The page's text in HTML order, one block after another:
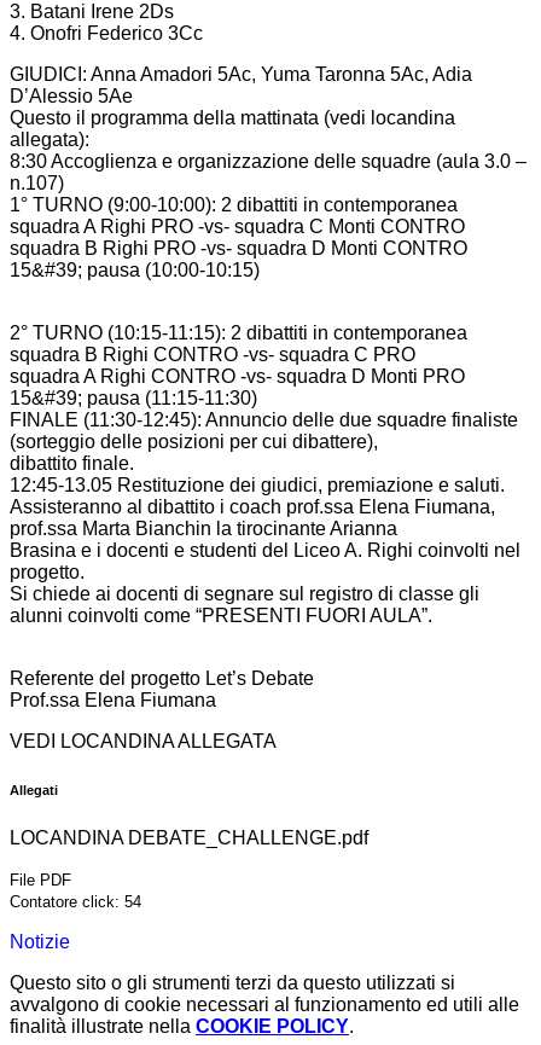
3. Batani Irene 2Ds
4. Onofri Federico 3Cc
GIUDICI: Anna Amadori 5Ac, Yuma Taronna 5Ac, Adia
D’Alessio 5Ae
Questo il programma della mattinata (vedi locandina
allegata):
8:30 Accoglienza e organizzazione delle squadre (aula 3.0 –
n.107)
1° TURNO (9:00-10:00): 2 dibattiti in contemporanea
squadra A Righi PRO -vs- squadra C Monti CONTRO
squadra B Righi PRO -vs- squadra D Monti CONTRO
15&#39; pausa (10:00-10:15)
2° TURNO (10:15-11:15): 2 dibattiti in contemporanea
squadra B Righi CONTRO -vs- squadra C PRO
squadra A Righi CONTRO -vs- squadra D Monti PRO
15&#39; pausa (11:15-11:30)
FINALE (11:30-12:45): Annuncio delle due squadre finaliste
(sorteggio delle posizioni per cui dibattere),
dibattito finale.
12:45-13.05 Restituzione dei giudici, premiazione e saluti.
Assisteranno al dibattito i coach prof.ssa Elena Fiumana,
prof.ssa Marta Bianchin la tirocinante Arianna
Brasina e i docenti e studenti del Liceo A. Righi coinvolti nel
progetto.
Si chiede ai docenti di segnare sul registro di classe gli
alunni coinvolti come “PRESENTI FUORI AULA”.
Referente del progetto Let’s Debate
Prof.ssa Elena Fiumana
VEDI LOCANDINA ALLEGATA
Allegati
LOCANDINA DEBATE_CHALLENGE.pdf
File PDF
Contatore click: 54
Notizie
Questo sito o gli strumenti terzi da questo utilizzati si
avvalgono di cookie necessari al funzionamento ed utili alle
finalità illustrate nella COOKIE POLICY.